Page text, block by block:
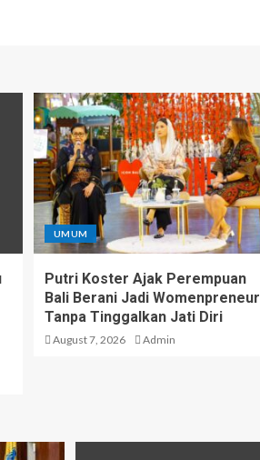
UMUM
Putri Koster Ajak Perempuan
Bali Berani Jadi Womenpreneur
Tanpa Tinggalkan Jati Diri
August 7, 2026 Admin